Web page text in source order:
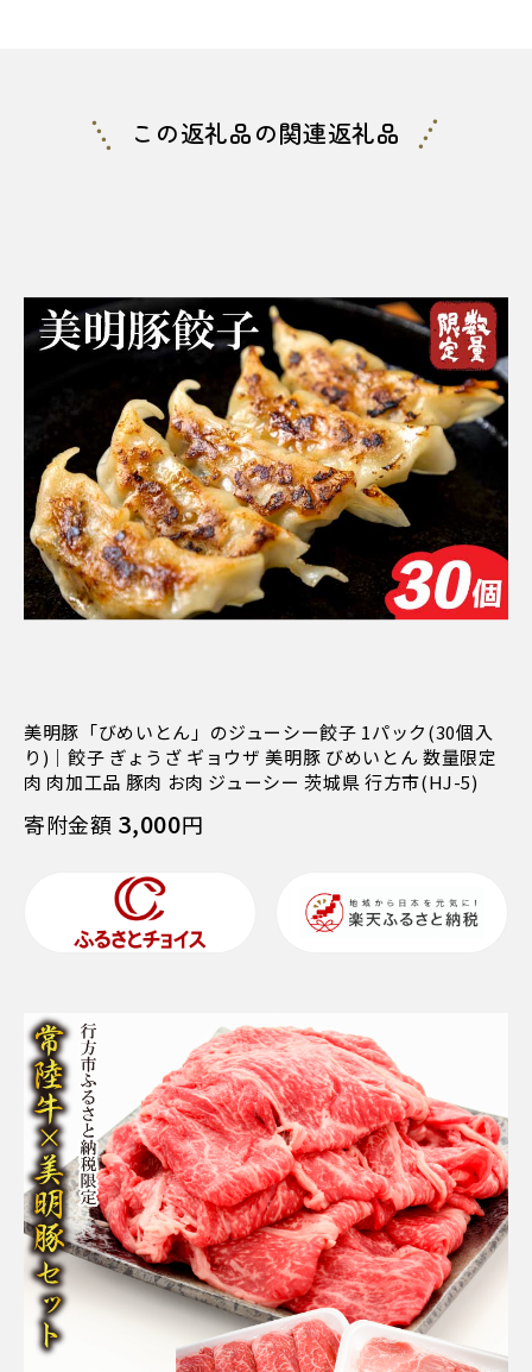
この返礼品の関連返礼品
美明豚「びめいとん」のジューシー餃子 1パック(30個入
り)｜餃子 ぎょうざ ギョウザ 美明豚 びめいとん 数量限定
肉 肉加工品 豚肉 お肉 ジューシー 茨城県 行方市(HJ-5)
寄附金額 3,000円